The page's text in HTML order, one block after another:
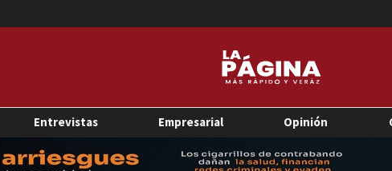
Entrevistas Empresarial Opinión